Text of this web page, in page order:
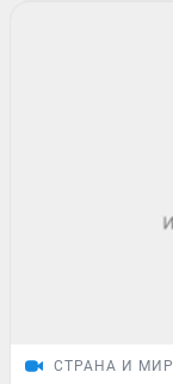
СТРАНА И МИР